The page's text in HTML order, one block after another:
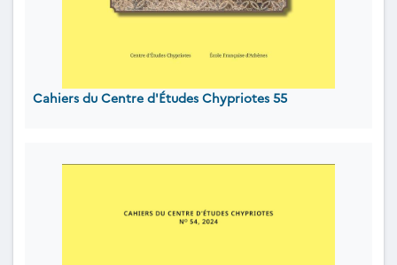
Cahiers du Centre d'Études Chypriotes 55